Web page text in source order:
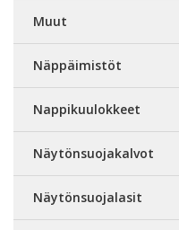
Muut
Näppäimistöt
Nappikuulokkeet
Näytönsuojakalvot
Näytönsuojalasit